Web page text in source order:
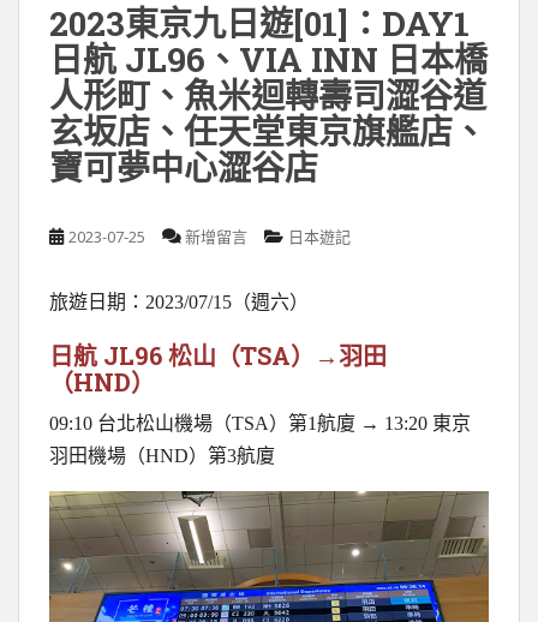
2023東京九日遊[01]：DAY1
日航 JL96、VIA INN 日本橋
人形町、魚米迴轉壽司澀谷道
玄坂店、任天堂東京旗艦店、
寶可夢中心澀谷店
2023-07-25 新增留言 日本遊記
旅遊日期：2023/07/15（週六）
日航 JL96 松山（TSA）→羽田
（HND）
09:10 台北松山機場（TSA）第1航廈 → 13:20 東京
羽田機場（HND）第3航廈